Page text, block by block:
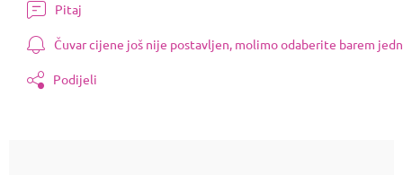
Pitaj
Čuvar cijene još nije postavljen, molimo odaberite barem
Podijeli